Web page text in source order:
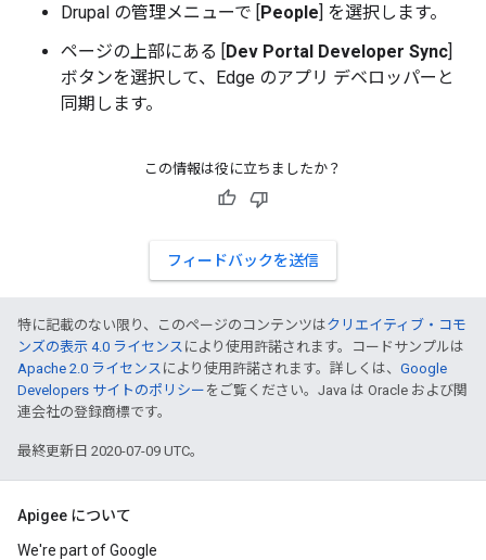
Drupal の管理メニューで [People] を選択します。
ページの上部にある [Dev Portal Developer Sync]
ボタンを選択して、Edge のアプリ デベロッパーと
同期します。
この情報は役に立ちましたか？
フィードバックを送信
特に記載のない限り、このページのコンテンツはクリエイティブ・コモ
ンズの表示 4.0 ライセンス により使用許諾されます。コードサンプルは
Apache 2.0 ライセンス により使用許諾されます。詳しくは、 Google
Developers サイトのポリシー をご覧ください。Java は Oracle および関
連会社の登録商標です。
最終更新日 2020-07-09 UTC。
Apigee について
We're part of Google